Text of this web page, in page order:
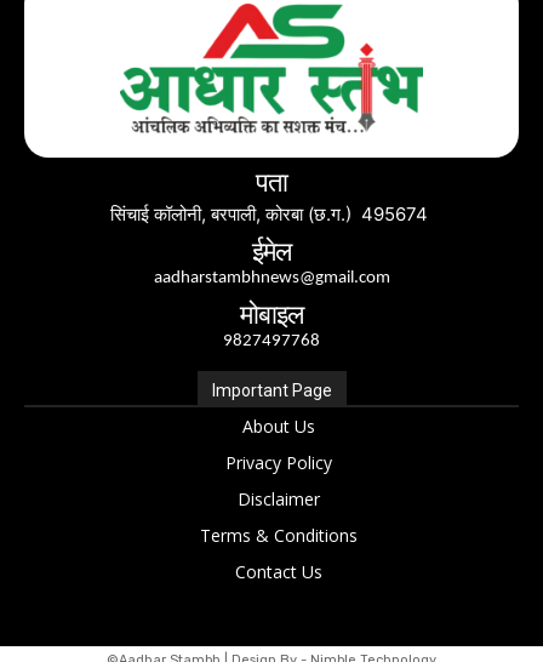
पता
सिंचाई कॉलोनी, बरपाली, कोरबा (छ.ग.) 495674
ईमेल
aadharstambhnews@gmail.com
मोबाइल
9827497768
Important Page
About Us
Privacy Policy
Disclaimer
Terms & Conditions
Contact Us